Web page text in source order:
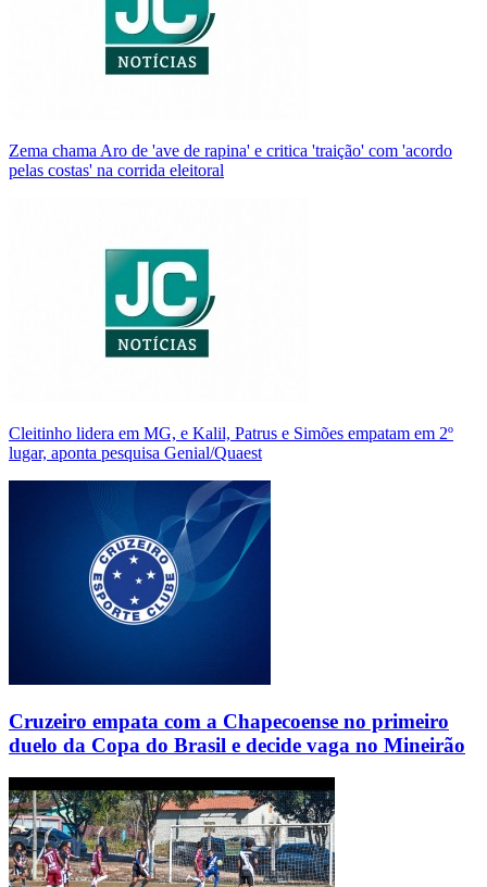
Zema chama Aro de 'ave de rapina' e critica 'traição' com 'acordo
pelas costas' na corrida eleitoral
Cleitinho lidera em MG, e Kalil, Patrus e Simões empatam em 2º
lugar, aponta pesquisa Genial/Quaest
Cruzeiro empata com a Chapecoense no primeiro
duelo da Copa do Brasil e decide vaga no Mineirão